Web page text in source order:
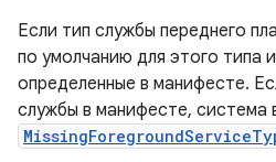
Если тип службы переднего
по умолчанию для этого типа
определенные в манифесте.
службы в манифесте, система